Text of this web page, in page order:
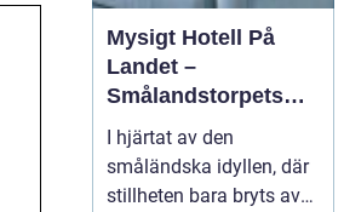
Mysigt Hotell På
Landet –
Smålandstorpets
Enchanted Retreat
I hjärtat av den
småländska idyllen, där
stillheten bara bryts av